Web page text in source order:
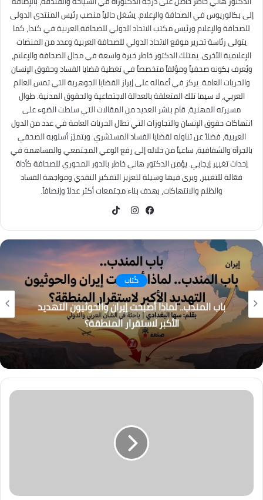
إلى بكالوريوس في الصحافة والإعلام. يشغل حالياً منصب رئيس المنتدى الدولى
للصحافة والإعلام ورئيس مكتب الاتحاد الدولي للصحافة العربية في كندا، كما
يتولى رئاسة تحرير موقع الاتحاد الدولي للصحافة العربية وعدد من المنصات
الإعلامية الأخرى. يمتلك الدكتور خاطر خبرة واسعة في مجال الصحافة والإعلام،
ويُعرف بكونه صحفياً ومؤلفاً متخصصاً في تغطية قضايا الفساد وحقوق الإنسان
والحريات العامة. يركز في أعماله على إبراز القضايا الجوهرية التي تمس العالم
العربي، لا سيما تلك المتعلقة بالعدالة الاجتماعية والحقوق المدنية. طوال
مسيرته المهنية، قام بنشر العديد من المقالات التي سلطت الضوء على
انتهاكات حقوق الإنسان والتجاوزات التي تطال الحريات العامة في عدد من الدول
العربية، فضلاً عن تناوله لقضايا الفساد المستشري. ويتميّز أسلوبه الصحفي
بالجرأة والشفافية، ساعياً من خلاله إلى رفع الوعي المجتمعي والمساهمة في
إحداث تغيير إيجابي. يؤمن الدكتور هاني خاطر بالدور المحوري للصحافة كأداة
فعّالة للتغيير، ويرى فيها وسيلة لتعزيز التفكير النقدي ومواجهة الفساد
والظلم والانتهاكات، بهدف بناء مجتمعات أكثر عدلاً وإنصافاً.
كُتاب
باب المندب.. لماذا أصبحت إيران والحوثيون التهديد
الأكبر لاستقرار المنطقة؟